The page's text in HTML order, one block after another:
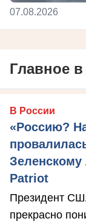
07.08.2026
Главное в
В России
«Россию?
Зеленскому
Patriot
Президент
прекрасно